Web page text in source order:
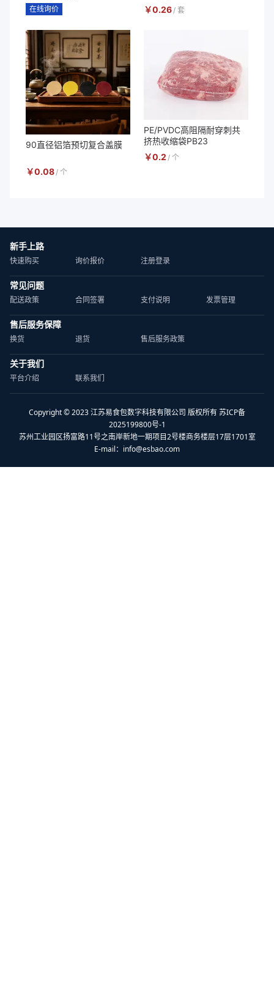
在线询价
￥0.26 / 套
90直径铝箔预切复合盖膜
￥0.08 / 个
PE/PVDC高阻隔耐穿刺共
挤热收缩袋PB23
￥0.2 / 个
新手上路
快速购买 询价报价 注册登录
常见问题
配送政策 合同签署 支付说明 发票管理
售后服务保障
换货 退货 售后服务政策
关于我们
平台介绍 联系我们
Copyright © 2023 江苏易食包数字科技有限公司 版权所有 苏ICP备
2025199800号-1
苏州工业园区扬富路11号之南岸新地一期项目2号楼商务楼层17层1701室
E-mail： info@esbao.com